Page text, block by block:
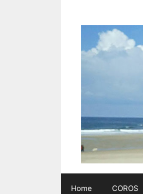
Home COROS